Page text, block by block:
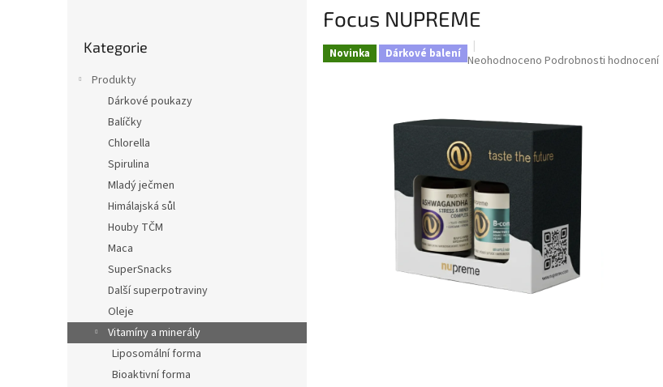
kategorie
Kategorie
Produkty
Dárkové poukazy
Balíčky
Chlorella
Spirulina
Mladý ječmen
Himálajská sůl
Houby TČM
Maca
SuperSnacks
Další superpotraviny
Oleje
Vitamíny a minerály
Liposomální forma
Bioaktivní forma
Focus NUPREME
Novinka Dárkové balení Průměrné
0,0
5
hvězdiček.
Neohodnoceno Podrobnosti hodnocení